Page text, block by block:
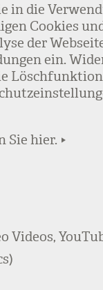
in die
Coo­kies
der
ein.
Sie hier.
Videos,